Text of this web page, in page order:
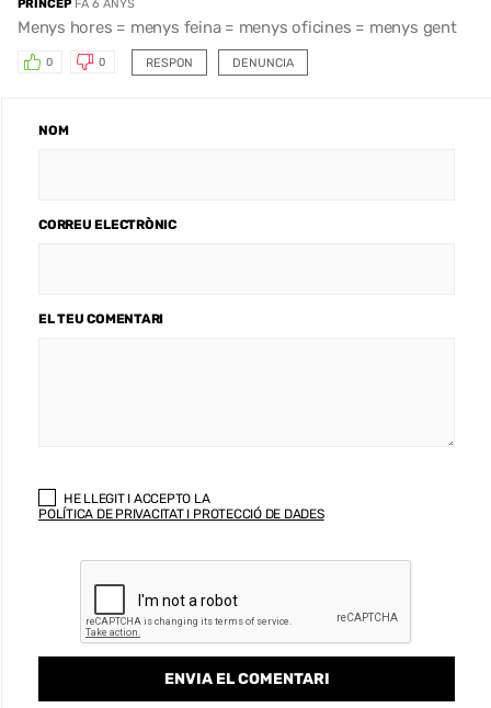
PRINCEP FA 6 ANYS
Menys hores = menys feina = menys oficines = menys gent
RESPON
0 0 DENUNCIA
NOM
CORREU ELECTRÒNIC
EL TEU COMENTARI
HE LLEGIT I ACCEPTO LA
POLÍTICA DE PRIVACITAT I PROTECCIÓ DE DADES